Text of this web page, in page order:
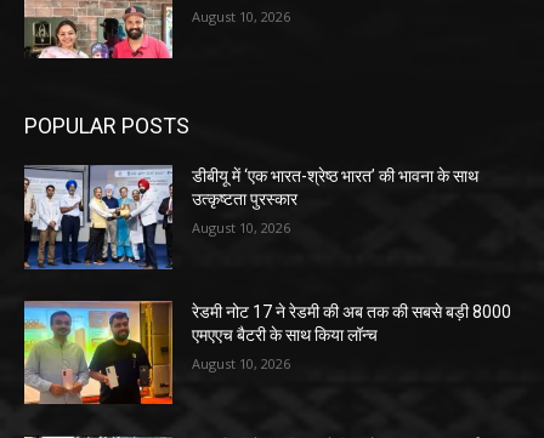
August 10, 2026
POPULAR POSTS
डीबीयू में ‘एक भारत-श्रेष्ठ भारत’ की भावना के साथ
उत्कृष्टता पुरस्कार
August 10, 2026
रेडमी नोट 17 ने रेडमी की अब तक की सबसे बड़ी 8000
एमएएच बैटरी के साथ किया लॉन्च
August 10, 2026